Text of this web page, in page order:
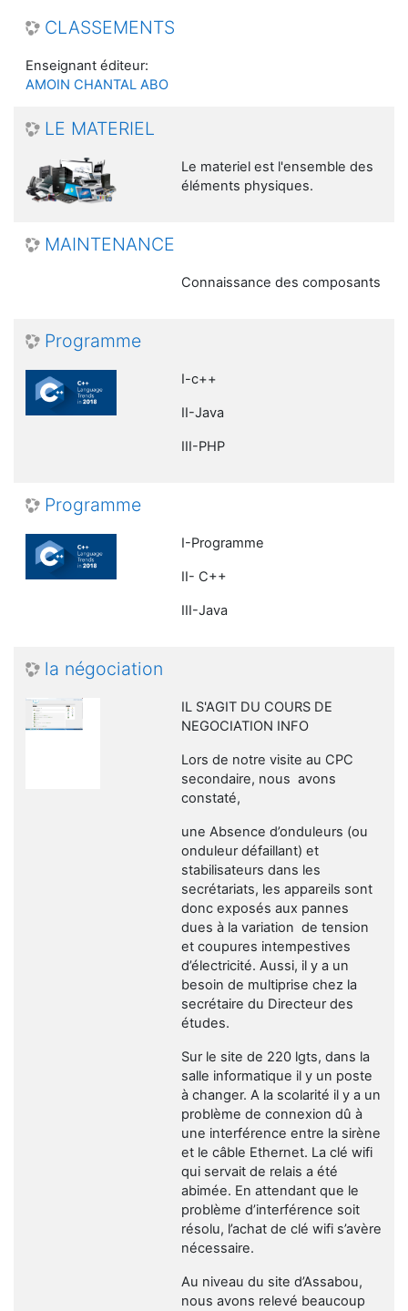
CLASSEMENTS
Enseignant éditeur:
AMOIN CHANTAL ABO
LE MATERIEL
Le materiel est l'ensemble des
éléments physiques.
MAINTENANCE
Connaissance des composants
Programme
I-c++
II-Java
III-PHP
Programme
I-Programme
II- C++
III-Java
la négociation
IL S'AGIT DU COURS DE
NEGOCIATION INFO
Lors de notre visite au CPC
secondaire, nous avons
constaté,
une Absence d’onduleurs (ou
onduleur défaillant) et
stabilisateurs dans les
secrétariats, les appareils sont
donc exposés aux pannes
dues à la variation de tension
et coupures intempestives
d’électricité. Aussi, il y a un
besoin de multiprise chez la
secrétaire du Directeur des
études.
Sur le site de 220 lgts, dans la
salle informatique il y un poste
à changer. A la scolarité il y a un
problème de connexion dû à
une interférence entre la sirène
et le câble Ethernet. La clé wifi
qui servait de relais a été
abimée. En attendant que le
problème d’interférence soit
résolu, l’achat de clé wifi s’avère
nécessaire.
Au niveau du site d’Assabou,
nous avons relevé beaucoup